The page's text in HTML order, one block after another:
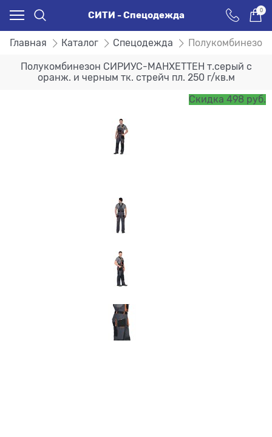
СИТИ - Спецодежда 0
Главная Каталог Спецодежда
Полукомбинезон СИРИУС-МАНХЕТТЕН т.серый с
оранж. и черным тк. стрейч пл. 250 г/кв.м
Скидка 498 руб.